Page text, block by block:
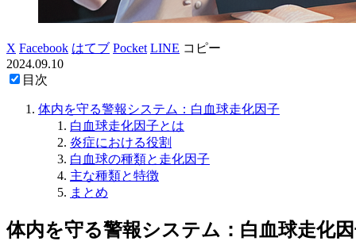
X Facebook はてブ Pocket LINE コピー
2024.09.10
目次
体内を守る警報システム：白血球走化因子
白血球走化因子とは
炎症における役割
白血球の種類と走化因子
主な種類と特徴
まとめ
体内を守る警報システム：白血球走化